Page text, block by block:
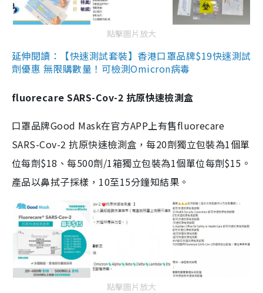
點擊圖片放大
延伸閱讀：【快速測試套裝】香港口罩品牌$19快速測試
劑優惠 無限購數量！可檢測Omicron病毒
fluorecare SARS-Cov-2 抗原快速檢測盒
口罩品牌Good Mask在官方APP上有售fluorecare
SARS-Cov-2 抗原快速檢測盒，每20劑獨立包裝為1個單
位每劑$18、每500劑/1箱獨立包裝為1個單位每劑$15。
產品以鼻拭子採樣，10至15分鐘知結果。
點擊圖片放大